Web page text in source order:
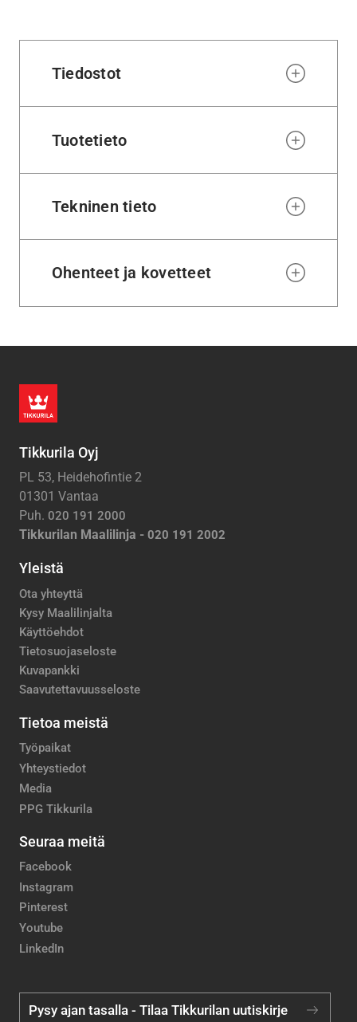
Tiedostot
Tuotetieto
Tekninen tieto
Ohenteet ja kovetteet
Tikkurila Oyj
PL 53, Heidehofintie 2
01301 Vantaa
Puh. 020 191 2000
Tikkurilan Maalilinja - 020 191 2002
Yleistä
Ota yhteyttä
Kysy Maalilinjalta
Käyttöehdot
Tietosuojaseloste
Kuvapankki
Saavutettavuusseloste
Tietoa meistä
Työpaikat
Yhteystiedot
Media
PPG Tikkurila
Seuraa meitä
Facebook
Instagram
Pinterest
Youtube
LinkedIn
Pysy ajan tasalla - Tilaa Tikkurilan uutiskirje